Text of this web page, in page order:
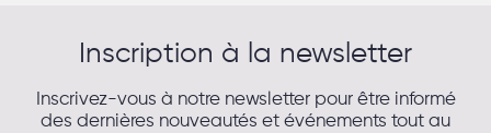
Inscription à la newsletter
Inscrivez-vous à notre newsletter pour être informé
des dernières nouveautés et événements tout au